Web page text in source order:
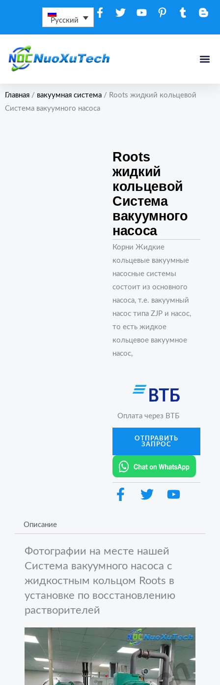
содержимому
Русский
Главная / вакуумная система / Roots жидкий кольцевой
Система вакуумного насоса
Roots
жидкий
кольцевой
Система
вакуумного
насоса
Корни Жидкие
кольцевые вакуумные
насосные системы
состоит из основного
насоса, т.е. вакуумный
насос типа ZJP и насос,
то есть жидкое
кольцевое вакуумное
насос,
Оплата через ВТБ
ОТПРАВИТЬ
ЗАПРОС
Описание
Фотографии на месте нашей
Система вакуумного насоса с
жидкостным кольцом Roots в
установке по восстановлению
растворителей